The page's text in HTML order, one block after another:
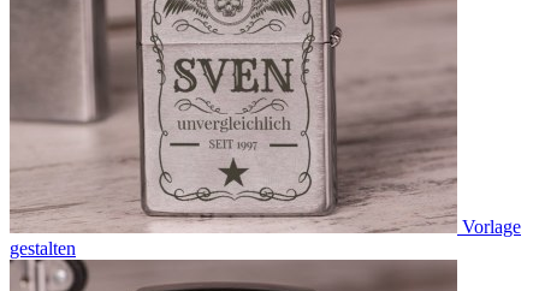
Vorlage
gestalten